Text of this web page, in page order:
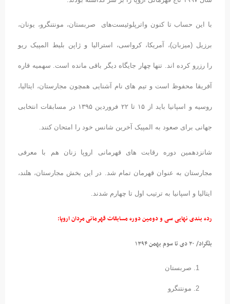
با این حساب تا کنون واترپلوئیست‌های صربستان، مونتنگرو، یونان،
برزیل (میزبان)، آمریکا، کرواسی، استرالیا و ژاپن بلیط المپیک ریو
را رزرو کرده اند. تنها چهار جایگاه دیگر باقی مانده است. سهمیه قاره
آفریقا محفوظ است و تیم های نام آشنایی همچون مجارستان، ایتالیا،
روسیه و اسپانیا باید از ۱۵ تا ۲۲ فروردین ۱۳۹۵ در مسابقات انتخابی
جهانی برای صعود به المپیک آخرین شانس خود را امتحان کنند.
شانزدهمین دوره رقابت های قهرمانی اروپا زنان هم با معرفی
مجارستان به عنوان قهرمان تمام شد. در این بخش مجارستان، هلند،
ایتالیا و اسپانیا به ترتیب اول تا چهارم شدند.
رده بندی نهایی سی و دومین دوره مسابقات قهرمانی مردان اروپا:
بلگراد/ ۲۰ دی تا سوم بهمن ۱۳۹۴
صربستان
مونتنگرو